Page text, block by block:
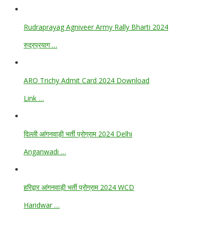
Rudraprayag Agniveer Army Rally Bharti 2024
रुद्रप्रयाग …
ARO Trichy Admit Card 2024 Download
Link …
दिल्ली आंगनवाड़ी भर्ती प्रोग्राम 2024 Delhi
Anganwadi …
हरिद्वार आंगनवाड़ी भर्ती प्रोग्राम 2024 WCD
Haridwar …